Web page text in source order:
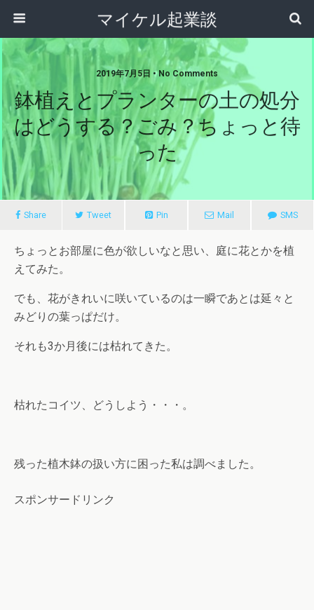
マイケル起業談
2019年7月5日 • No Comments
鉢植えとプランターの土の処分
はどうする？ごみ？ちょっと待
った
Share Tweet Pin Mail SMS
ちょっとお部屋に色が欲しいなと思い、庭に花とかを植
えてみた。
でも、花がきれいに咲いているのは一瞬であとは延々と
みどりの葉っぱだけ。
それも3か月後には枯れてきた。
枯れたコイツ、どうしよう・・・。
残った植木鉢の扱い方に困った私は調べました。
スポンサードリンク